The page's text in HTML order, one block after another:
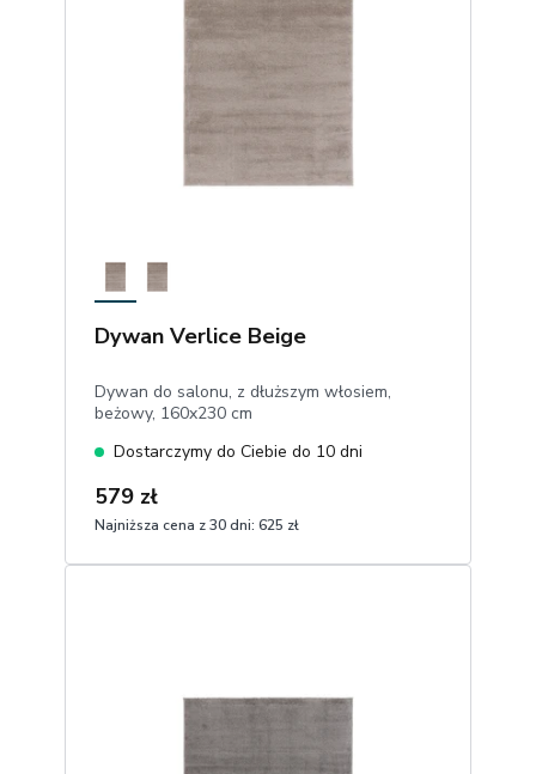
Dywan Verlice Beige
Dywan do salonu, z dłuższym włosiem,
beżowy, 160x230 cm
Dostarczymy do Ciebie do 10 dni
579 zł
Najniższa cena z 30 dni: 625 zł
1